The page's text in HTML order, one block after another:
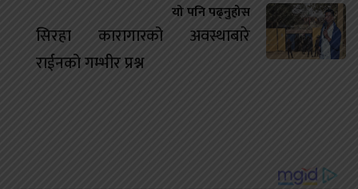
यो पनि पढ्नुहोस
सिरहा कारागारको अवस्थाबारे
राईनको गम्भीर प्रश्न